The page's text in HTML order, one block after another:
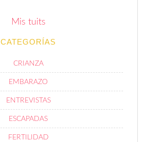
Mis tuits
CATEGORÍAS
CRIANZA
EMBARAZO
ENTREVISTAS
ESCAPADAS
FERTILIDAD